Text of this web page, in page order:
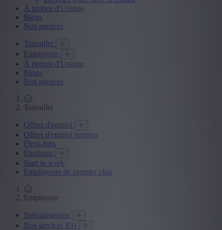
À propos d'Unique
Blogs
Nos agences
Travailler
Employeur
À propos d'Unique
Blogs
Nos agences
Travailler
Offres d'emploi
Offres d'emploi internes
Flexi-Jobs
Étudiants
Start to work
Employeurs de premier plan
Employeur
Spécialisations
Nos services RH